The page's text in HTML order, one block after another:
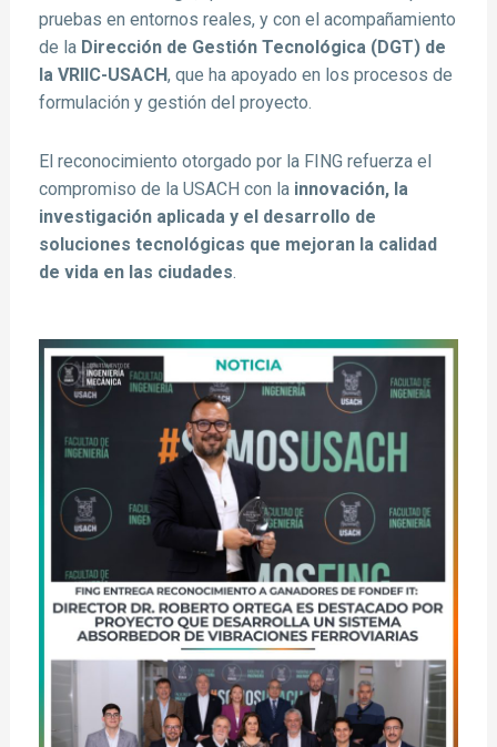
pruebas en entornos reales, y con el acompañamiento
de la Dirección de Gestión Tecnológica (DGT) de
la VRIIC-USACH, que ha apoyado en los procesos de
formulación y gestión del proyecto.
El reconocimiento otorgado por la FING refuerza el
compromiso de la USACH con la innovación, la
investigación aplicada y el desarrollo de
soluciones tecnológicas que mejoran la calidad
de vida en las ciudades